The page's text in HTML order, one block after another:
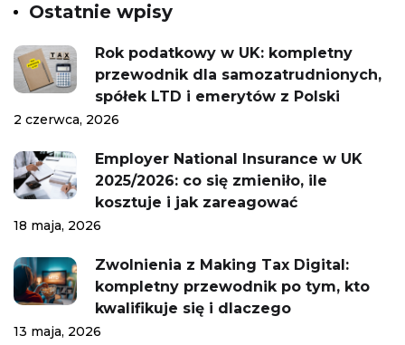
Ostatnie wpisy
Rok podatkowy w UK: kompletny
przewodnik dla samozatrudnionych,
spółek LTD i emerytów z Polski
2 czerwca, 2026
Employer National Insurance w UK
2025/2026: co się zmieniło, ile
kosztuje i jak zareagować
18 maja, 2026
Zwolnienia z Making Tax Digital:
kompletny przewodnik po tym, kto
kwalifikuje się i dlaczego
13 maja, 2026